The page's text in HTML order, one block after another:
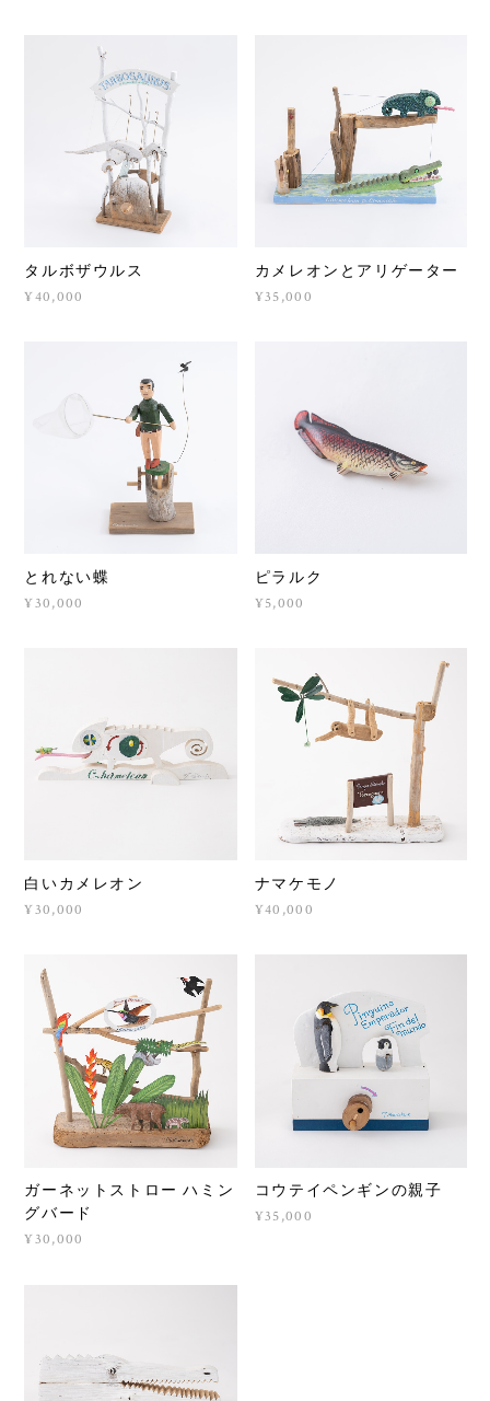
タルボザウルス
¥40,000
カメレオンとアリゲーター
¥35,000
とれない蝶
¥30,000
ピラルク
¥5,000
白いカメレオン
¥30,000
ナマケモノ
¥40,000
ガーネットストロー ハミン
グバード
¥30,000
コウテイペンギンの親子
¥35,000